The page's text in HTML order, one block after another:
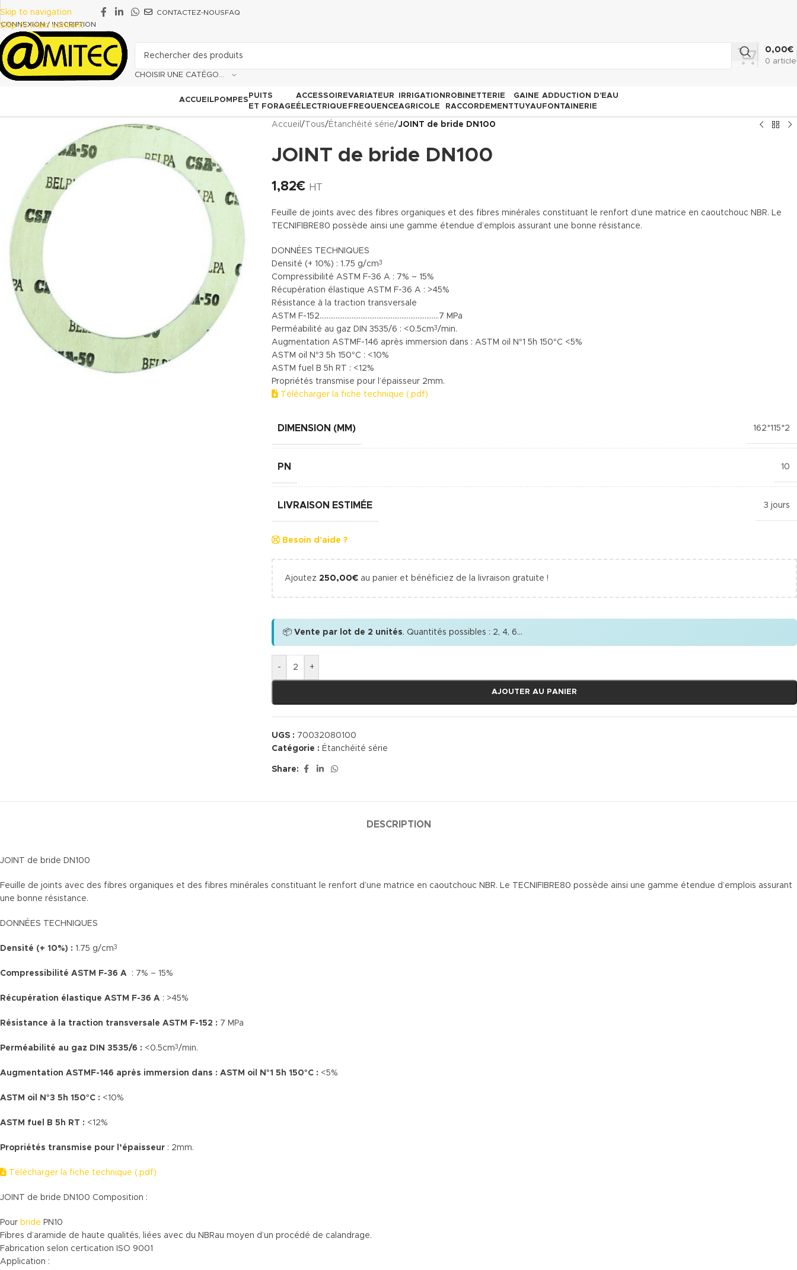
Skip to navigation
Skip to main content
CONNEXION / INSCRIPTION
CONTACTEZ-NOUSFAQ
0 article
0,00€
ACCUEILPOMPES
PUITS
ET FORAGE
ACCESSOIRE
ÉLECTRIQUE
VARIATEUR
FREQUENCE
IRRIGATION
AGRICOLE
ROBINETTERIE
RACCORDEMENT
GAINE
TUYAU
ADDUCTION D’EAU
FONTAINERIE
Accueil / Tous/ Étanchéité série/JOINT de bride DN100
JOINT de bride DN100
1,82€ HT
Feuille de joints avec des fibres organiques et des fibres minérales constituant le renfort d’une matrice en caoutchouc NBR. Le
TECNIFIBRE80 possède ainsi une gamme étendue d’emplois assurant une bonne résistance.
DONNÉES TECHNIQUES
Densité (+ 10%) : 1.75 g/cm3
Compressibilité ASTM F-36 A : 7% – 15%
Récupération élastique ASTM F-36 A : >45%
Résistance à la traction transversale
ASTM F-152………………………………………………………….7 MPa
Perméabilité au gaz DIN 3535/6 : <0.5cm3/min.
Augmentation ASTMF-146 après immersion dans : ASTM oil N°1 5h 150°C <5%
ASTM oil N°3 5h 150°C : <10%
ASTM fuel B 5h RT : <12%
Propriétés transmise pour l’épaisseur 2mm.
Télécharger la fiche technique (.pdf)
DIMENSION (MM) 162*115*2
PN 10
LIVRAISON ESTIMÉE 3 jours
Besoin d'aide ?
Ajoutez 250,00€ au panier et bénéficiez de la livraison gratuite !
📦 Vente par lot de 2 unités. Quantités possibles : 2, 4, 6...
- +
AJOUTER AU PANIER
UGS : 70032080100
Catégorie : Étanchéité série
Share:
DESCRIPTION
JOINT de bride DN100
Feuille de joints avec des fibres organiques et des fibres minérales constituant le renfort d’une matrice en caoutchouc NBR. Le TECNIFIBRE80 possède ainsi une gamme étendue d’emplois assurant
une bonne résistance.
DONNÉES TECHNIQUES
Densité (+ 10%) : 1.75 g/cm3
Compressibilité ASTM F-36 A : 7% – 15%
Récupération élastique ASTM F-36 A : >45%
Résistance à la traction transversale ASTM F-152 : 7 MPa
Perméabilité au gaz DIN 3535/6 : <0.5cm3/min.
Augmentation ASTMF-146 après immersion dans : ASTM oil N°1 5h 150°C : <5%
ASTM oil N°3 5h 150°C : <10%
ASTM fuel B 5h RT : <12%
Propriétés transmise pour l’épaisseur : 2mm.
Télécharger la fiche technique (.pdf)
JOINT de bride DN100 Composition :
Pour bride PN10
Fibres d’aramide de haute qualités, liées avec du NBRau moyen d’un procédé de calandrage.
Fabrication selon certication ISO 9001
Application :